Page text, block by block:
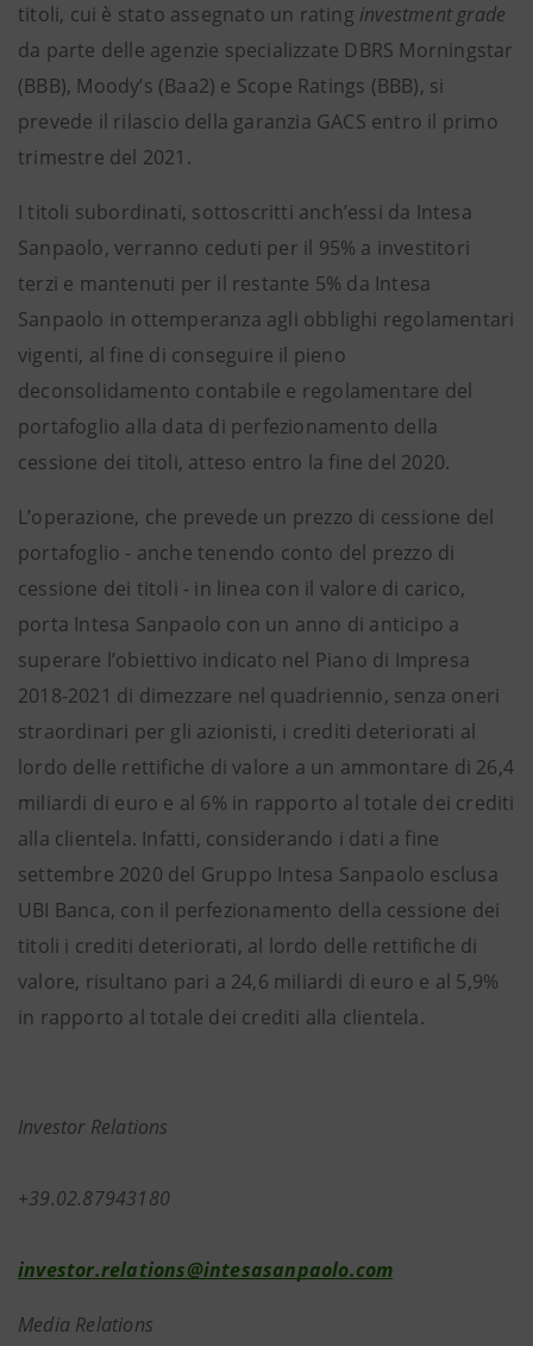
titoli, cui è stato assegnato un rating investment grade
da parte delle agenzie specializzate DBRS Morningstar
(BBB), Moody’s (Baa2) e Scope Ratings (BBB), si
prevede il rilascio della garanzia GACS entro il primo
trimestre del 2021.
I titoli subordinati, sottoscritti anch’essi da Intesa
Sanpaolo, verranno ceduti per il 95% a investitori
terzi e mantenuti per il restante 5% da Intesa
Sanpaolo in ottemperanza agli obblighi regolamentari
vigenti, al fine di conseguire il pieno
deconsolidamento contabile e regolamentare del
portafoglio alla data di perfezionamento della
cessione dei titoli, atteso entro la fine del 2020.
L’operazione, che prevede un prezzo di cessione del
portafoglio - anche tenendo conto del prezzo di
cessione dei titoli - in linea con il valore di carico,
porta Intesa Sanpaolo con un anno di anticipo a
superare l’obiettivo indicato nel Piano di Impresa
2018-2021 di dimezzare nel quadriennio, senza oneri
straordinari per gli azionisti, i crediti deteriorati al
lordo delle rettifiche di valore a un ammontare di 26,4
miliardi di euro e al 6% in rapporto al totale dei crediti
alla clientela. Infatti, considerando i dati a fine
settembre 2020 del Gruppo Intesa Sanpaolo esclusa
UBI Banca, con il perfezionamento della cessione dei
titoli i crediti deteriorati, al lordo delle rettifiche di
valore, risultano pari a 24,6 miliardi di euro e al 5,9%
in rapporto al totale dei crediti alla clientela.
Investor Relations
+39.02.87943180
investor.relations@intesasanpaolo.com
Media Relations